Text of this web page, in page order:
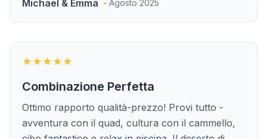
Michael & Emma - Agosto 2025
★★★★★
Combinazione Perfetta
Ottimo rapporto qualità-prezzo! Provi tutto -
avventura con il quad, cultura con il cammello,